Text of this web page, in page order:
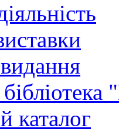
каталог